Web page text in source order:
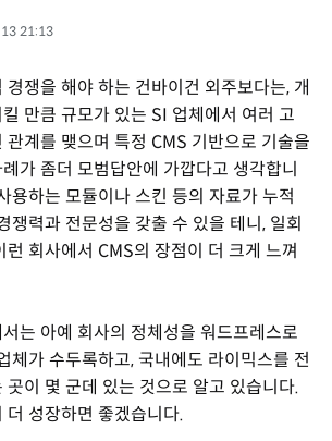
21:13
경쟁을 해야 하는 건바이건 외주보다는, 개
만큼 규모가 있는 SI 업체에서 여러 고
관계를 맺으며 특정 CMS 기반으로 기술을
가 좀더 모범답안에 가깝다고 생각합니
용하는 모듈이나 스킨 등의 자료가 누적
쟁력과 전문성을 갖출 수 있을 테니, 일회
런 회사에서 CMS의 장점이 더 크게 느껴
는 아예 회사의 정체성을 워드프레스로
체가 수두록하고, 국내에도 라이믹스를 전
곳이 몇 군데 있는 것으로 알고 있습니다.
더 성장하면 좋겠습니다.